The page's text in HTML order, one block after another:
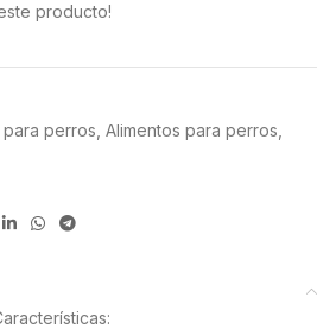
producto!
perros Alimentos para perros